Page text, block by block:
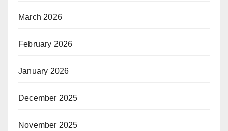
March 2026
February 2026
January 2026
December 2025
November 2025